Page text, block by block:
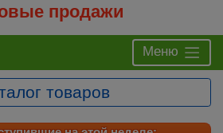
продажи
Меню
товаров